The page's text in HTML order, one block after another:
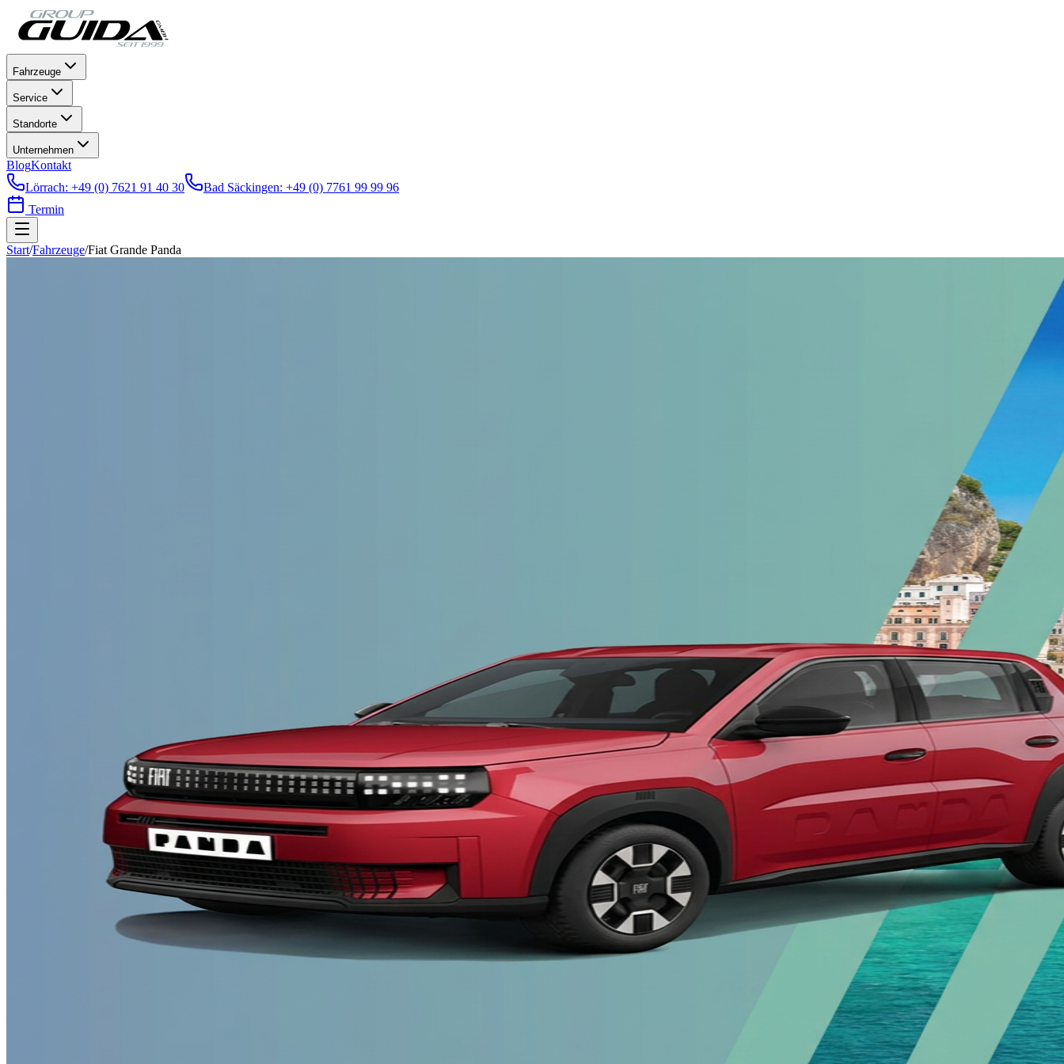
Fahrzeuge
Service
Standorte
Unternehmen
BlogKontakt
Lörrach: +49 (0) 7621 91 40 30 Bad Säckingen: +49 (0) 7761 99 99 96
Termin
Start/Fahrzeuge/Fiat Grande Panda